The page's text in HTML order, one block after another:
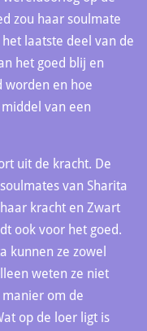
zou haar soulmate
laatste deel van de
het goed blij en
worden en hoe
van een
uit de kracht. De
van Sharita
kracht en Zwart
ook voor het goed.
kunnen ze zowel
weten ze niet
om de
op de loer ligt is